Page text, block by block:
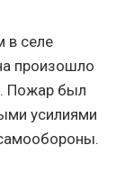
в селе
произошло
Пожар был
усилиями